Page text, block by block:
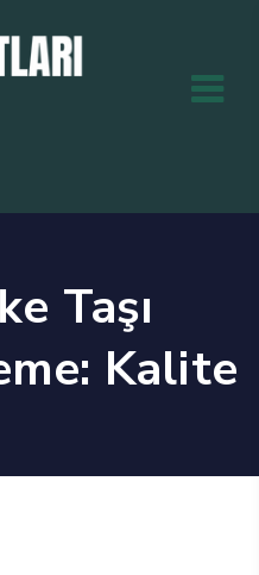
Taşı
Kalite